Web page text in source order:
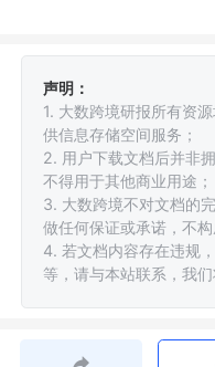
声明：
1. 大数跨境研报所有资
供信息存储空间服务；
2. 用户下载文档后并非
不得用于其他商业用途；
3. 大数跨境不对文档的
做任何保证或承诺，不
4. 若文档内容存在违规
等，请与本站联系，我